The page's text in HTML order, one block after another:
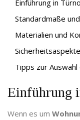
Einführung in
Standardmaße
Materialien und
Sicherheitsaspekte
Tipps zur
Einführung
Wenn es um